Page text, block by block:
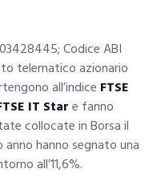
Codice ABI
telematico azionario
all’indice FTSE
IT Stare fanno
collocate in Borsa il
anno hanno segnato una
all’11,6%.